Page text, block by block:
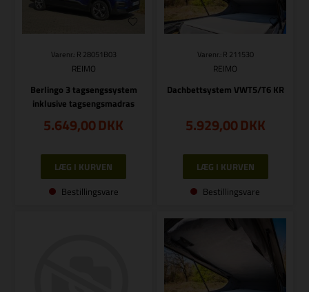
Varenr.: R 28051B03
REIMO
Berlingo 3 tagsengssystem
inklusive tagsengsmadras
5.649,00DKK
Bestillingsvare
Varenr.: R 211530
REIMO
Dachbettsystem VWT5/T6 KR
5.929,00DKK
Bestillingsvare